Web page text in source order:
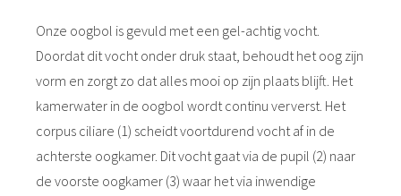
Onze oogbol is gevuld met een gel-achtig vocht.
Doordat dit vocht onder druk staat, behoudt het oog zijn
vorm en zorgt zo dat alles mooi op zijn plaats blijft. Het
kamerwater in de oogbol wordt continu ververst. Het
corpus ciliare (1) scheidt voortdurend vocht af in de
achterste oogkamer. Dit vocht gaat via de pupil (2) naar
de voorste oogkamer (3) waar het via inwendige